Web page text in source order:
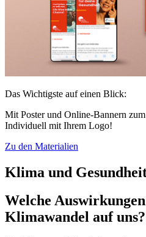
Das Wichtigste auf einen Blick:
Mit Poster und Online-Bannern
Individuell mit Ihrem Logo!
Zu den Materialien
Klima und
Welche
Klimawandel auf uns?